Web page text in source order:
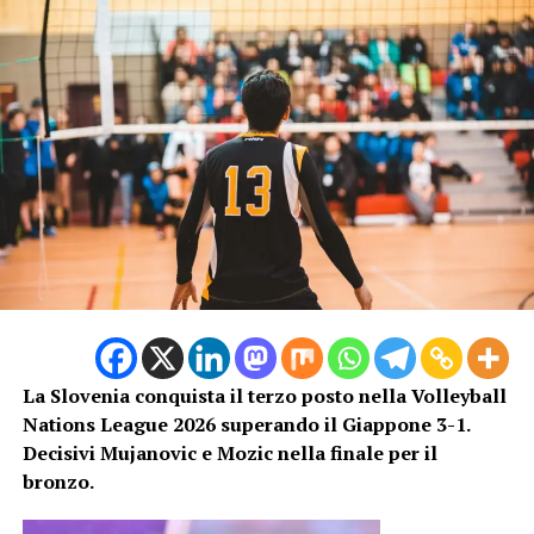
staff tecnico, che ha ottenuto indicazioni importanti in
vista dei prossimi impegni della manifestazione.
Foto diÇağlar OskaysuUnsplash
Italia dominante contro la Bulgaria
Sul parquet, le azzurre hanno mantenuto il controllo
della gara sin dalle prime battute. La superiorità tecnica
e l’efficacia nei fondamentali hanno permesso di gestire
l’incontro senza particolari difficoltà, limitando le
La Slovenia conquista il terzo posto nella Volleyball
Nations League 2026 superando il Giappone 3-1.
Decisivi Mujanovic e Mozic nella finale per il
bronzo.